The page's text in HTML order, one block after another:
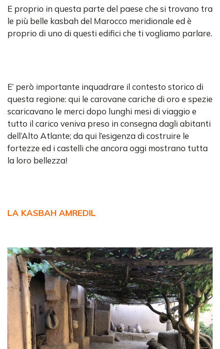
E proprio in questa parte del paese che si trovano tra
le più belle kasbah del Marocco meridionale ed è
proprio di uno di questi edifici che ti vogliamo parlare.
E’ però importante inquadrare il contesto storico di
questa regione: qui le carovane cariche di oro e spezie
scaricavano le merci dopo lunghi mesi di viaggio e
tutto il carico veniva preso in consegna dagli abitanti
dell’Alto Atlante; da qui l’esigenza di costruire le
fortezze ed i castelli che ancora oggi mostrano tutta
la loro bellezza!
LA KASBAH AMREDIL